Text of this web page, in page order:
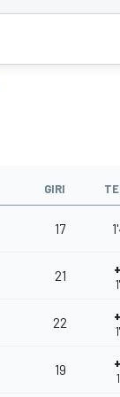
GIRI
17
21
22
19